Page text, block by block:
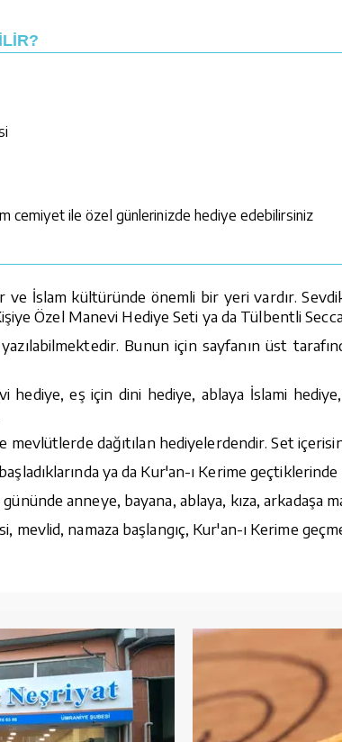
cemiyet ile özel günlerinizde hediye edebilirsiniz
İslam kültüründe önemli bir yeri vardır.
Özel Manevi Hediye Seti ya da Tülbentli
Bunun için sayfanın üst
hediye, eş için dini hediye, ablaya İslami
mevlütlerde dağıtılan hediyelerdendir. Set
ya da Kur'an-ı Kerime
gününde anneye, bayana, ablaya, kıza, arkadaşa
mevlid, namaza başlangıç, Kur'an-ı Kerime